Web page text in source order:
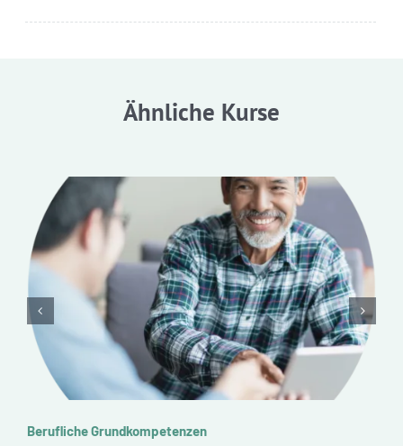
Ähnliche Kurse
Berufliche Grundkompetenzen